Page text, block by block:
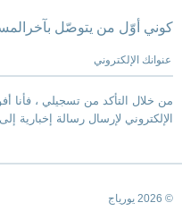
كوني أوّل من يتوصّل
عنوانك الإلكتروني
من خلال التأكد من تسجيلي ، فأنا
الإلكتروني لإرسال رسالة إخبارية
© 2026 يورياج